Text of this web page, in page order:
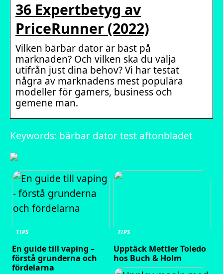
36 Expertbetyg av
PriceRunner (2022)
Vilken bärbar dator är bäst på
marknaden? Och vilken ska du välja
utifrån just dina behov? Vi har testat
några av marknadens mest populära
modeller för gamers, business och
gemene man.
Keywords: bärbar dator test aftonbladet
TIPS
En guide till vaping –
förstå grunderna och
fördelarna
TIPS
Upptäck Mettler Toledo
hos Buch & Holm